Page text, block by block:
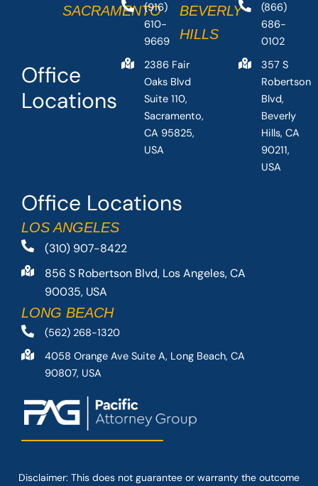
Office Locations
LOS ANGELES
(310) 907-8422
856 S Robertson Blvd, Los Angeles, CA
90035, USA
LONG BEACH
(562) 268-1320
4058 Orange Ave Suite A, Long Beach, CA
90807, USA
Office
Locations
SACRAMENTO
(916)
610-
9669
2386 Fair
Oaks Blvd
Suite 110,
Sacramento,
CA 95825,
USA
BEVERLY
HILLS
(866)
686-
0102
357 S
Robertson
Blvd,
Beverly
Hills, CA
90211,
USA
Disclaimer: This does not guarantee or warranty the outcome